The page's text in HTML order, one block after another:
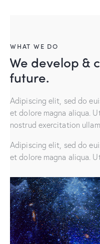
WHAT WE DO
We develop &
future.
Adipiscing elit, sed do
et dolore magna aliqua.
nostrud exercitation
Adipiscing elit, sed do
et dolore magna aliqua.